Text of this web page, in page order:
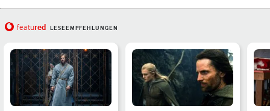
featured LESEEMPFEHLUNGEN